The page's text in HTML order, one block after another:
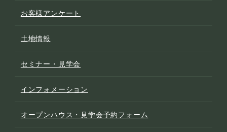
お客様アンケート
土地情報
セミナー・見学会
インフォメーション
オープンハウス・見学会予約フォーム